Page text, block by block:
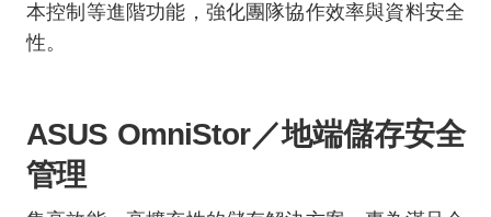
本控制等進階功能，強化團隊協作效率與資料安全
性。
ASUS OmniStor／地端儲存安全
管理